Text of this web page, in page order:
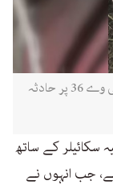
گیریژن اور سکائلر بیچ کی گاڑی، جسے نیبراسکا ہائی وے 36 پر حادثہ
سکائیلر کے ساتھ
جب انہوں نے